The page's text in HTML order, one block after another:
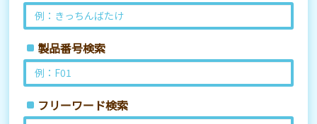
製品番号検索
フリーワード検索